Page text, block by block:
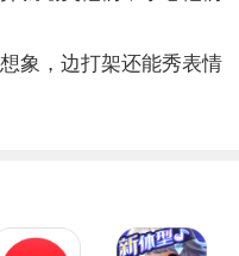
象，边打架还能秀表情